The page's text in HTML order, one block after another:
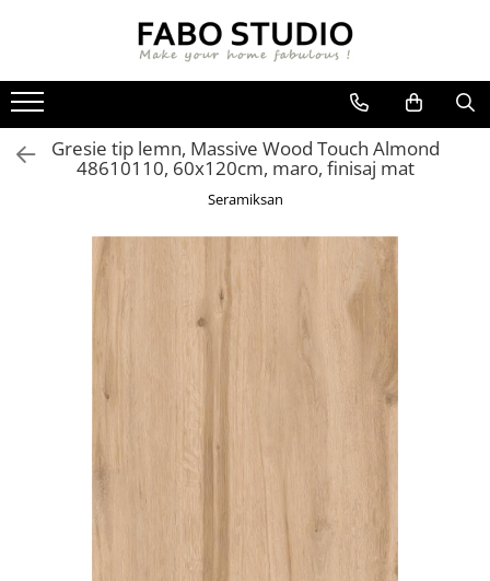
GRESIE INTERIOR
GRESIE EXTERIOR
GRESIE XXL - LASTRE
FAIANTA
PIESE DECORATIVE
CANAPELE
CUIEREGresie tip lemn, Massive Wood Touch Almond
48610110, 60x120cm, maro, finisaj mat
Seramiksan